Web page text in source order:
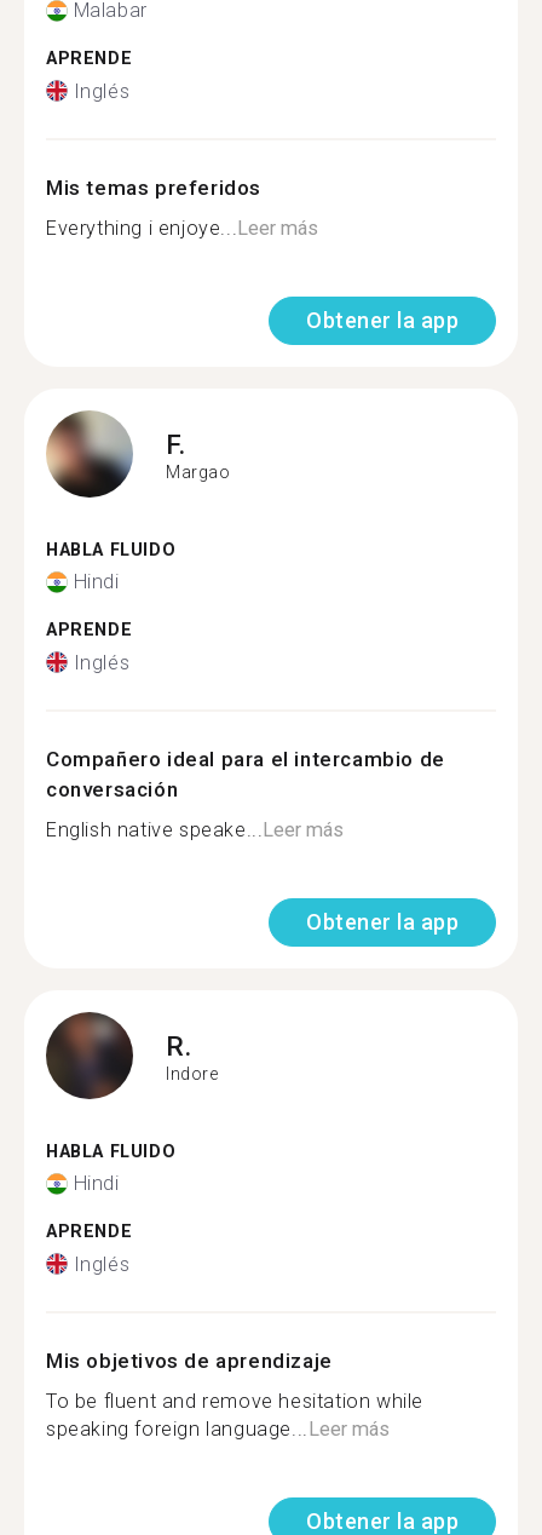
Malabar
APRENDE
Inglés
Mis temas preferidos
Everything i enjoye... Leer más
Obtener la app
F.
Margao
HABLA FLUIDO
Hindi
APRENDE
Inglés
Compañero ideal para el intercambio de
conversación
English native speake... Leer más
Obtener la app
R.
Indore
HABLA FLUIDO
Hindi
APRENDE
Inglés
Mis objetivos de aprendizaje
To be fluent and remove hesitation while
speaking foreign language... Leer más
Obtener la app